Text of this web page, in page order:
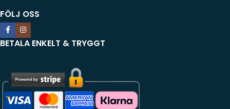
FÖLJ OSS
BETALA ENKELT & TRYGGT